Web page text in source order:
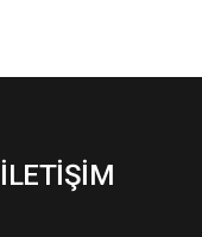
İLETİŞİM